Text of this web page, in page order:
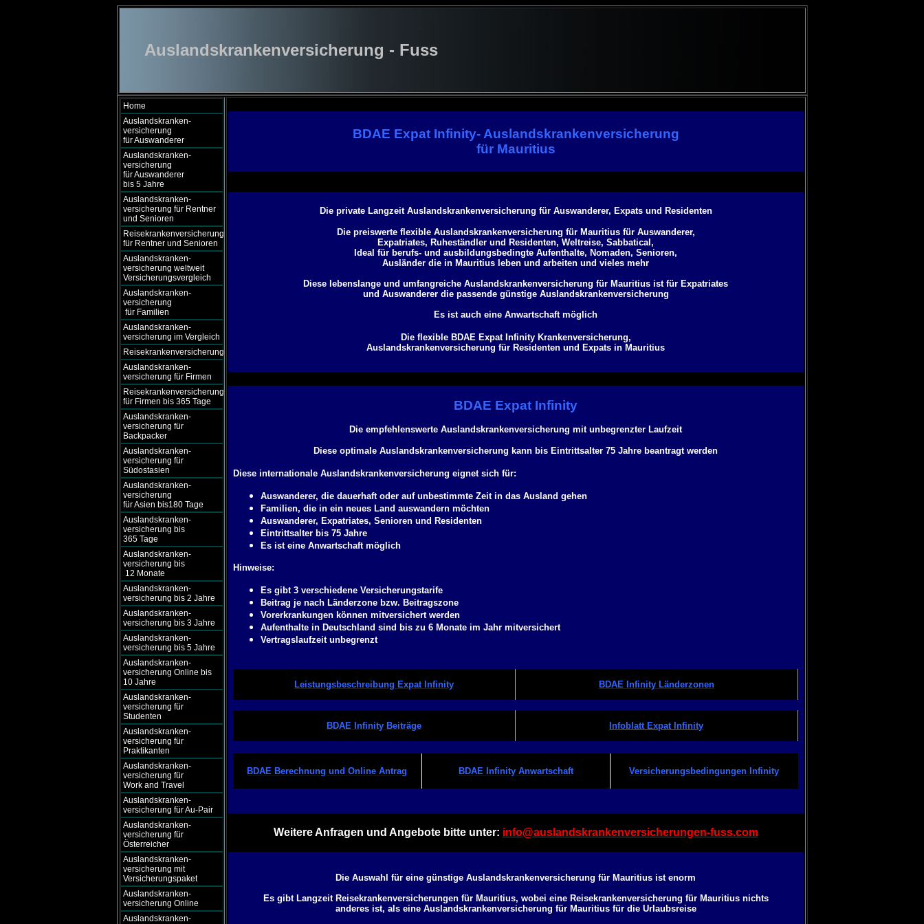
Auslandskrankenversicherung - Fuss
Home
Auslandskranken-
versicherung
für Auswanderer
Auslandskranken-
versicherung
für Auswanderer
bis 5 Jahre
Auslandskranken-
versicherung für Rentner
und Senioren
Reisekrankenversicherung
für Rentner und Senioren
Auslandskranken-
versicherung weltweit
Versicherungsvergleich
Auslandskranken-
versicherung
für Familien
Auslandskranken-
versicherung im Vergleich
Reisekrankenversicherung
Auslandskranken-
versicherung für Firmen
Reisekrankenversicherung
für Firmen bis 365 Tage
Auslandskranken-
versicherung für
Backpacker
Auslandskranken-
versicherung für
Südostasien
Auslandskranken-
versicherung
für Asien bis180 Tage
Auslandskranken-
versicherung bis
365 Tage
Auslandskranken-
versicherung bis
12 Monate
Auslandskranken-
versicherung bis 2 Jahre
Auslandskranken-
versicherung bis 3 Jahre
Auslandskranken-
versicherung bis 5 Jahre
Auslandskranken-
versicherung Online bis
10 Jahre
Auslandskranken-
versicherung für
Studenten
Auslandskranken-
versicherung für
Praktikanten
Auslandskranken-
versicherung für
Work and Travel
Auslandskranken-
versicherung für Au-Pair
Auslandskranken-
versicherung für
Österreicher
Auslandskranken-
versicherung mit
Versicherungspaket
Auslandskranken-
versicherung Online
Auslandskranken-
BDAE Expat Infinity- Auslandskrankenversicherung
für Mauritius
Die private Langzeit Auslandskrankenversicherung für Auswanderer, Expats und Residenten
Die preiswerte flexible Auslandskrankenversicherung für Mauritius für Auswanderer,
Expatriates, Ruheständler und Residenten, Weltreise, Sabbatical,
Ideal für berufs- und ausbildungsbedingte Aufenthalte, Nomaden, Senioren,
Ausländer die in Mauritius leben und arbeiten und vieles mehr
Diese lebenslange und umfangreiche Auslandskrankenversicherung für Mauritius ist für Expatriates
und Auswanderer die passende günstige Auslandskrankenversicherung
Es ist auch eine Anwartschaft möglich
Die flexible BDAE Expat Infinity Krankenversicherung,
Auslandskrankenversicherung für Residenten und Expats in Mauritius
BDAE Expat Infinity
Die empfehlenswerte Auslandskrankenversicherung mit unbegrenzter Laufzeit
Diese optimale Auslandskrankenversicherung kann bis Eintrittsalter 75 Jahre beantragt werden
Diese internationale Auslandskrankenversicherung eignet sich für:
Auswanderer, die dauerhaft oder auf unbestimmte Zeit in das Ausland gehen
Familien, die in ein neues Land auswandern möchten
Auswanderer, Expatriates, Senioren und Residenten
Eintrittsalter bis 75 Jahre
Es ist eine Anwartschaft möglich
Hinweise:
Es gibt 3 verschiedene Versicherungstarife
Beitrag je nach Länderzone bzw. Beitragszone
Vorerkrankungen können mitversichert werden
Aufenthalte in Deutschland sind bis zu 6 Monate im Jahr mitversichert
Vertragslaufzeit unbegrenzt
Leistungsbeschreibung Expat Infinity BDAE Infinity Länderzonen
BDAE Infinity Beiträge Infoblatt Expat Infinity
BDAE Berechnung und Online Antrag BDAE Infinity Anwartschaft Versicherungsbedingungen Infinity
Weitere Anfragen und Angebote bitte unter: info@auslandskrankenversicherungen-fuss.com
Die Auswahl für eine günstige Auslandskrankenversicherung für Mauritius ist enorm
Es gibt Langzeit Reisekrankenversicherungen für Mauritius, wobei eine Reisekrankenversicherung für Mauritius nichts
anderes ist, als eine Auslandskrankenversicherung für Mauritiusfür die Urlaubsreise